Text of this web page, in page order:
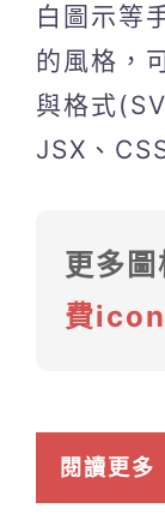
白圖示等
的風格，
與格式
JSX、
更多圖
費
閱讀更多